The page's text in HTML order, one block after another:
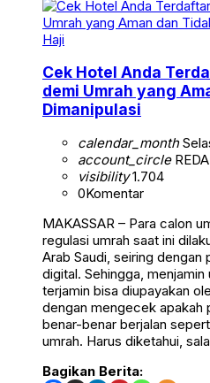
Haji
Cek Hotel Anda
demi Umrah yang
Dimanipulasi
calendar_month
account_circle
visibility1.704
0Komentar
MAKASSAR – Para calon
regulasi umrah saat ini
Arab Saudi, seiring dengan
digital. Sehingga, menjamin
terjamin bisa diupayakan
dengan mengecek apakah
benar-benar berjalan
umrah. Harus diketahui,
Bagikan Berita: